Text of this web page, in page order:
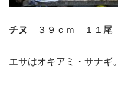
チヌ ３９ｃｍ １１尾
エサはオキアミ・サナギ。